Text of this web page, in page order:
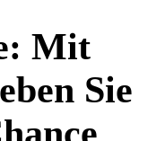
Mit
Sie